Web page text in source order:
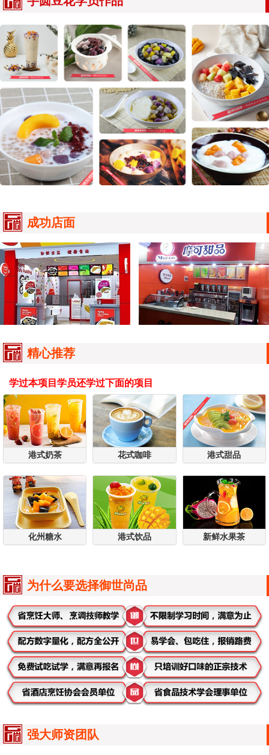
成功店面
精心推荐
学过本项目学员还学过下面的项目
港式奶茶 花式咖啡 港式甜品
化州糖水 港式饮品 新鲜水果茶
为什么要选择御世尚品
强大师资团队